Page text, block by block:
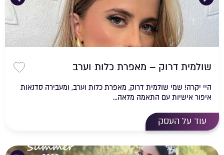
שולמית דרוק – מאפרת כלות וערב
היי יקרה! שמי שולמית דרוק, מאפרת כלות וערב, ומעבירה סדנאות
איפור אישיות עם התאמה מלאה...
עוד על העסק